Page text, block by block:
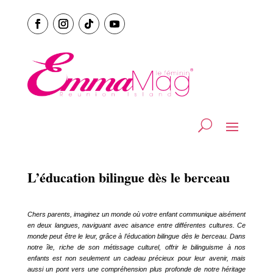
L’éducation bilingue dès le berceau
Chers parents, imaginez un monde où votre enfant communique aisément
en deux langues, naviguant avec aisance entre différentes cultures. Ce
monde peut être le leur, grâce à l’éducation bilingue dès le berceau. Dans
notre île, riche de son métissage culturel, offrir le bilinguisme à nos
enfants est non seulement un cadeau précieux pour leur avenir, mais
aussi un pont vers une compréhension plus profonde de notre héritage